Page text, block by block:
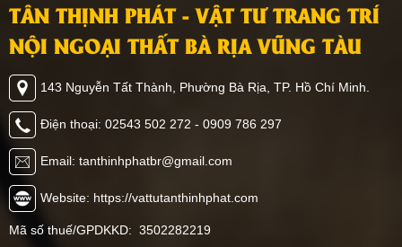
TÂN THỊNH PHÁT - VẬT TƯ TRANG TRÍ
NỘI NGOẠI THẤT BÀ RỊA VŨNG TÀU
143 Nguyễn Tất Thành, Phường Bà Rịa, TP. Hồ Chí Minh.
Điện thoại: 02543 502 272 - 0909 786 297
Email: tanthinhphatbr@gmail.com
Website: https://vattutanthinhphat.com
Mã số thuế/GPDKKD: 3502282219